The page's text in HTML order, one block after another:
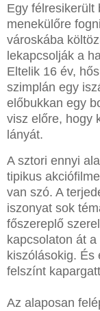
Egy félresikerült
menekülőre
városkába
lekapcsolják a
Eltelik 16 év,
szimplán egy
előbukkan egy
visz előre, hogy
lányát.
A sztori ennyi
tipikus
van szó. A
iszonyat sok
főszereplő
kapcsolaton át
kiszólásokig. És
felszínt
Az alaposan